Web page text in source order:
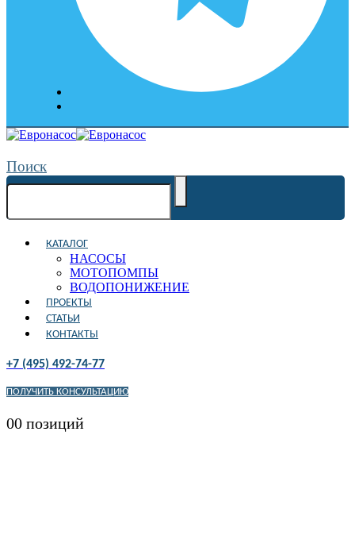
Поиск
КАТАЛОГ
НАСОСЫ
МОТОПОМПЫ
ВОДОПОНИЖЕНИЕ
ПРОЕКТЫ
СТАТЬИ
КОНТАКТЫ
+7 (495) 492-74-77
ПОЛУЧИТЬ КОНСУЛЬТАЦИЮ
00 позиций